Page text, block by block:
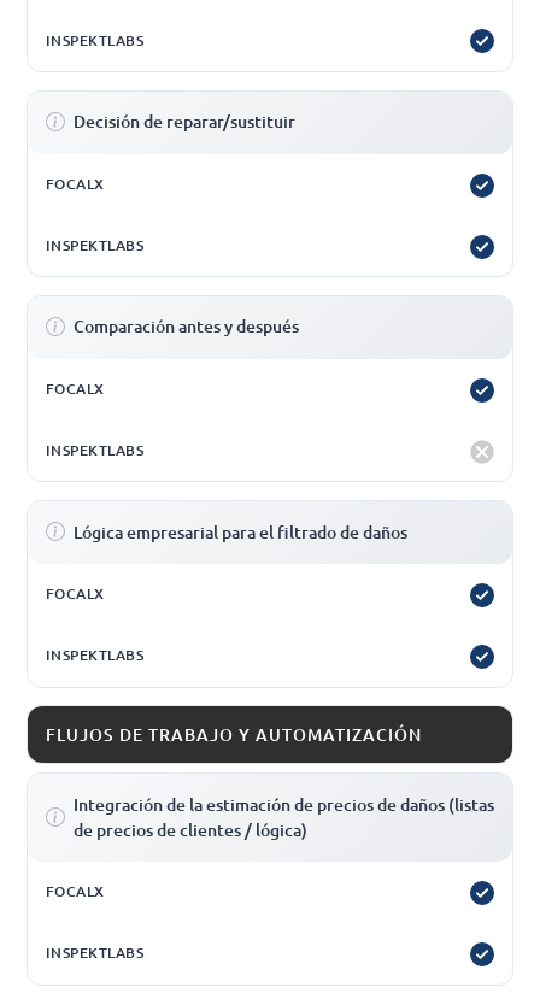
Decisión de reparar/sustituir
Comparación antes y después
Lógica empresarial para el filtrado de daños
FLUJOS DE TRABAJO Y AUTOMATIZACIÓN
Integración de la estimación de precios de daños (listas
de precios de clientes / lógica)